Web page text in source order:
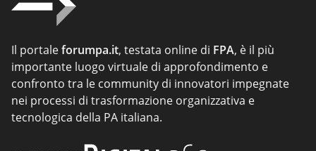
Il portaleforumpa.it, testata online di FPA, è il più
importante luogo virtuale di approfondimento e
confronto tra le community di innovatori impegnate
nei processi di trasformazione organizzativa e
tecnologica della PA italiana.